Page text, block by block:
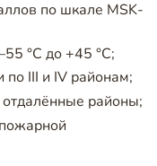
по шкале MSK-
°C до +45 °C;
по III и IV районам;
районы;